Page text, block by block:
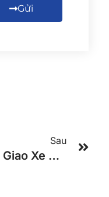
Gửi
Sau
Bàn Giao Xe 47 Chỗ Cho Cho Công Ty Anh Tuấn Phát Tại Nha Trang